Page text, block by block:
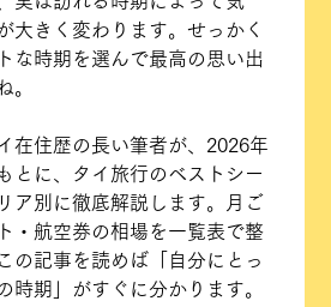
大きく変わります。せっかく
な時期を選んで最高の思い出
。
在住歴の長い筆者が、2026年
とに、タイ旅行のベストシー
ア別に徹底解説します。月ご
・航空券の相場を一覧表で整
の記事を読めば「自分にとっ
時期」がすぐに分かります。